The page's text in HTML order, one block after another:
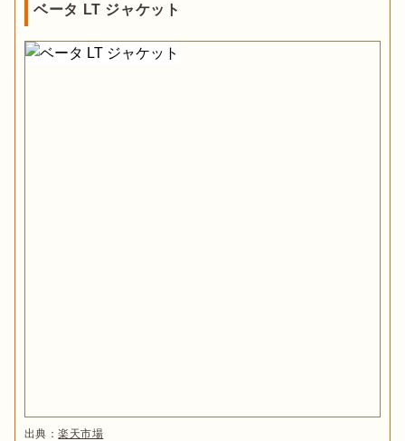
ます。さらに、アウトドアシーンでは厚めのインナーを中に着
ベータ LT ジャケット
出典：楽天市場